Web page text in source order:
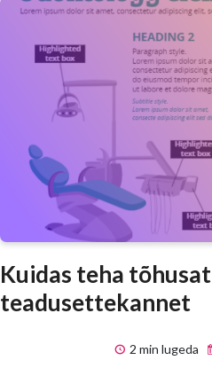
Kuidas teha tõhusat
teadusettekannet
2 min lugeda